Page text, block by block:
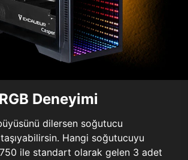
Deneyimi
büyüsünü dilersen soğutucu
Hangi soğutucuyu
ile standart olarak gelen 3 adet